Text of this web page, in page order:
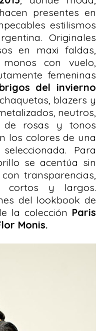
presentes en
estilismos
Originales
en maxi faldas,
con vuelo,
femeninas
del invierno
blazers y
neutros,
de rosas y tonos
los colores de una
Para
se acentúa sin
transparencias,
cortos y largos.
del lookbook de
la colección Paris
Monis.